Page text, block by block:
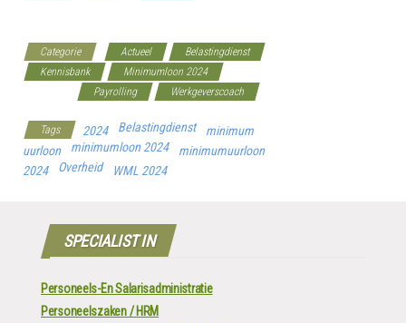
Categorie Actueel
Belastingdienst
Kennisbank
Minimumloon 2024
Payrolling Werkgeverscoach
Tags 2024 Belastingdienst
minimum
uurloon
minimumloon 2024
minimumuurloon
2024
Overheid WML 2024
SPECIALIST IN
Personeels-En Salarisadministratie
Personeelszaken / HRM